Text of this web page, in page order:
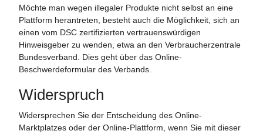
Möchte man wegen illegaler Produkte nicht selbst an eine
Plattform herantreten, besteht auch die Möglichkeit, sich an
einen vom DSC zertifizierten vertrauenswürdigen
Hinweisgeber zu wenden, etwa an den Verbraucherzentrale
Bundesverband. Dies geht über das Online-
Beschwerdeformular des Verbands.
Widerspruch
Widersprechen Sie der Entscheidung des Online-
Marktplatzes oder der Online-Plattform, wenn Sie mit dieser